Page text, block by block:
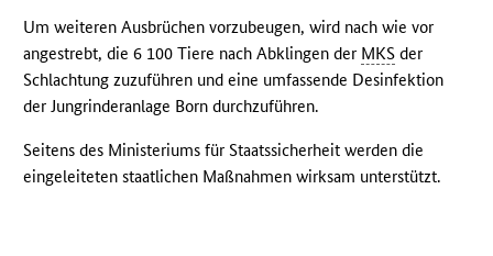
Um weiteren Ausbrüchen vorzubeugen, wird nach wie vor
angestrebt, die 6 100 Tiere nach Abklingen der MKS der
Schlachtung zuzuführen und eine umfassende Desinfektion
der Jungrinderanlage Born durchzuführen.
Seitens des Ministeriums für Staatssicherheit werden die
eingeleiteten staatlichen Maßnahmen wirksam unterstützt.